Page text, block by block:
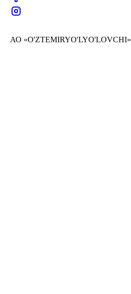
АО «O'ZTEMIRYO'LYO'LOVCHI»